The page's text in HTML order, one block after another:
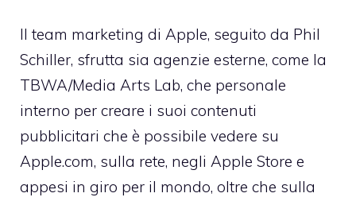
Il team marketing di Apple, seguito da Phil
Schiller, sfrutta sia agenzie esterne, come la
TBWA/Media Arts Lab, che personale
interno per creare i suoi contenuti
pubblicitari che è possibile vedere su
Apple.com, sulla rete, negli Apple Store e
appesi in giro per il mondo, oltre che sulla